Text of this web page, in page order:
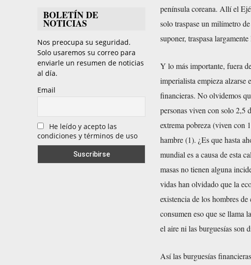
BOLETÍN DE
NOTICIAS
Nos preocupa su seguridad.
Solo usaremos su correo para
enviarle un resumen de noticias
al día.
Email
He leído y acepto las
condiciones y términos de uso
península coreana. Allí el
solo traspase un milímetro
suponer, traspasa
Y lo más importante, fuera
imperialista empieza alzarse
financieras. No olvidemos
personas viven con solo 2,5
extrema pobreza (viven con
hambre (1). ¿Es que hasta
mundial es a causa de esta
masas no tienen alguna
vidas han olvidado que la
existencia de los hombres
consumen eso que se llama
el aire ni las burguesías son
Así las burguesías